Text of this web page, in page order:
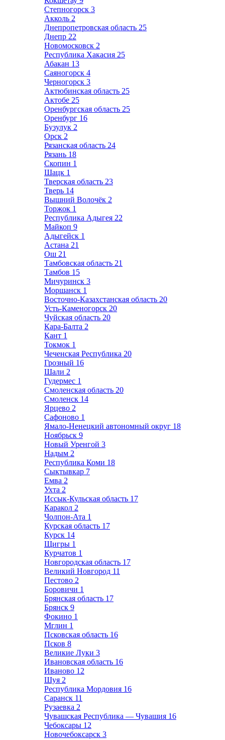
Степногорск 3
Акколь 2
Днепропетровская область 25
Днепр 22
Новомосковск 2
Республика Хакасия 25
Абакан 13
Саяногорск 4
Черногорск 3
Актюбинская область 25
Актобе 25
Оренбургская область 25
Оренбург 16
Бузулук 2
Орск 2
Рязанская область 24
Рязань 18
Скопин 1
Шацк 1
Тверская область 23
Тверь 14
Вышний Волочёк 2
Торжок 1
Республика Адыгея 22
Майкоп 9
Адыгейск 1
Астана 21
Ош 21
Тамбовская область 21
Тамбов 15
Мичуринск 3
Моршанск 1
Восточно-Казахстанская область 20
Усть-Каменогорск 20
Чуйская область 20
Кара-Балта 2
Кант 1
Токмок 1
Чеченская Республика 20
Грозный 16
Шали 2
Гудермес 1
Смоленская область 20
Смоленск 14
Ярцево 2
Сафоново 1
Ямало-Ненецкий автономный округ 18
Ноябрьск 9
Новый Уренгой 3
Надым 2
Республика Коми 18
Сыктывкар 7
Емва 2
Ухта 2
Иссык-Кульская область 17
Каракол 2
Чолпон-Ата 1
Курская область 17
Курск 14
Щигры 1
Курчатов 1
Новгородская область 17
Великий Новгород 11
Пестово 2
Боровичи 1
Брянская область 17
Брянск 9
Фокино 1
Мглин 1
Псковская область 16
Псков 8
Великие Луки 3
Ивановская область 16
Иваново 12
Шуя 2
Республика Мордовия 16
Саранск 11
Рузаевка 2
Чувашская Республика — Чувашия 16
Чебоксары 12
Новочебоксарск 3